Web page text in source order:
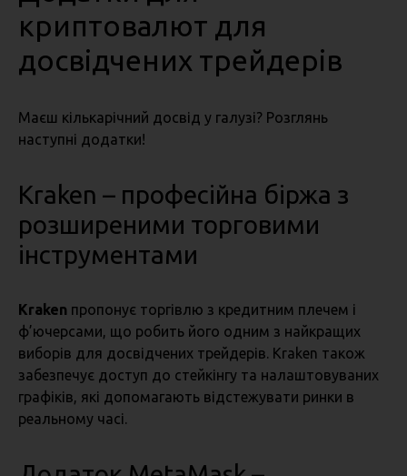
криптовалют для
досвідчених трейдерів
Маєш кількарічний досвід у галузі? Розглянь
наступні додатки!
Kraken – професійна біржа з
розширеними торговими
інструментами
Kraken пропонує торгівлю з кредитним плечем і
ф’ючерсами, що робить його одним з найкращих
виборів для досвідчених трейдерів. Kraken також
забезпечує доступ до стейкінгу та налаштовуваних
графіків, які допомагають відстежувати ринки в
реальному часі.